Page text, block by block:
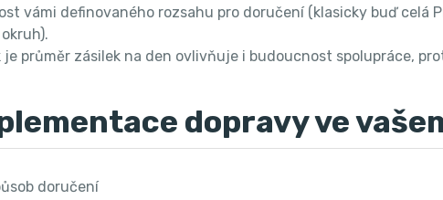
vámi definovaného rozsahu pro doručení (klasicky buď celá
je průměr zásilek na den ovlivňuje i budoucnost spolupráce,
dopravy ve
doručení